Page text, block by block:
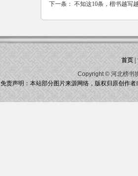
下一条： 不知这10条，楷书越写
首页|
Copyright © 河北榜书
免责声明：本站部分图片来源网络，版权归原创作